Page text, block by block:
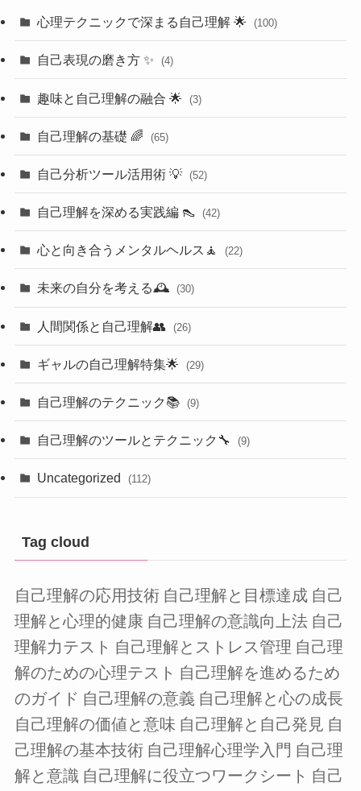
心理テクニックで深まる自己理解 🌟 (100)
自己表現の磨き方 ✨ (4)
趣味と自己理解の融合 🌟 (3)
自己理解の基礎 🌈 (65)
自己分析ツール活用術 💡 (52)
自己理解を深める実践編 👠 (42)
心と向き合うメンタルヘルス🧘 (22)
未来の自分を考える🕰️ (30)
人間関係と自己理解👥 (26)
ギャルの自己理解特集🌟 (29)
自己理解のテクニック📚 (9)
自己理解のツールとテクニック🔧 (9)
Uncategorized (112)
Tag cloud
自己理解の応用技術 自己理解と目標達成 自己
理解と心理的健康 自己理解の意識向上法 自己
理解力テスト 自己理解とストレス管理 自己理
解のための心理テスト 自己理解を進めるため
のガイド 自己理解の意義 自己理解と心の成長
自己理解の価値と意味 自己理解と自己発見 自
己理解の基本技術 自己理解心理学入門 自己理
解と意識 自己理解に役立つワークシート 自己